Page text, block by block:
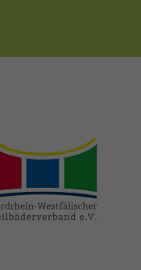
heilbaeder.de